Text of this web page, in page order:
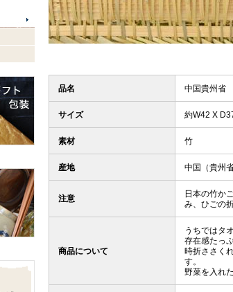
品名 中国貴州
サイズ 約W42 X
素材 竹
産地 中国（貴州省
注意
日本の竹か
み、ひごの
商品について
うちではタ
存在感たっ
時折ささく
す。
野菜を入れ